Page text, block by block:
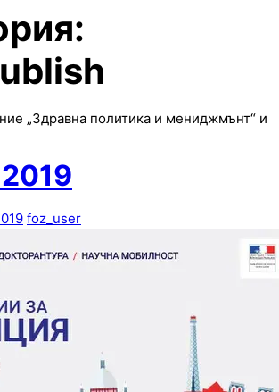
„Здравна политика и мениджмънт“ и
foz_user